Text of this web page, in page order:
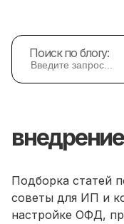
Поиск по блогу:
Подборка статей
советы для ИП и
настройке ОФД,